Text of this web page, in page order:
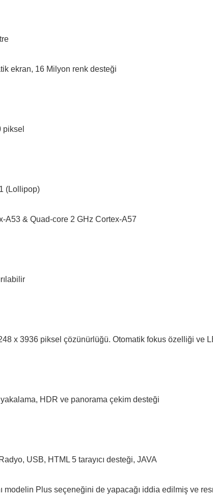
ekran, 16 Milyon renk desteği
piksel
(Lollipop)
A53 & Quad-core 2 GHz Cortex-A57
х 3936 piksel çözünürlüğü. Otomatik fokus özelliği ve
HDR ve panorama çekim desteği
USB, HTML 5 tarayıcı desteği, JAVA
modelin Plus seçeneğini de yapacağı iddia edilmiş ve